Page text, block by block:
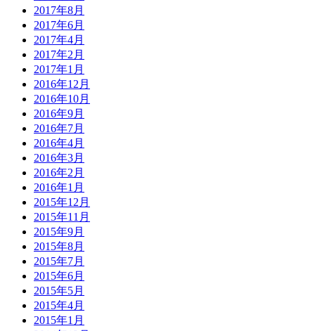
2017年8月
2017年6月
2017年4月
2017年2月
2017年1月
2016年12月
2016年10月
2016年9月
2016年7月
2016年4月
2016年3月
2016年2月
2016年1月
2015年12月
2015年11月
2015年9月
2015年8月
2015年7月
2015年6月
2015年5月
2015年4月
2015年1月